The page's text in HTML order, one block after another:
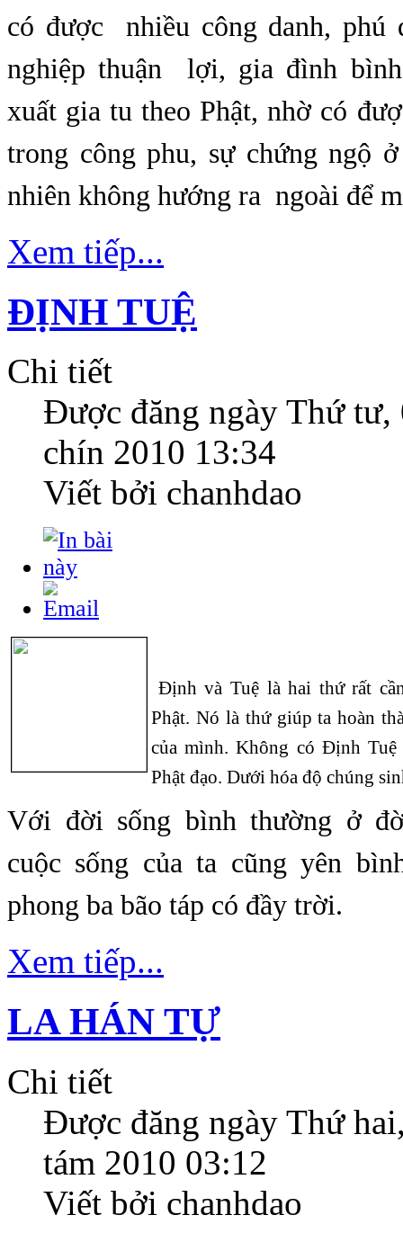
có được nhiều công danh, phú
nghiệp thuận lợi, gia đình
xuất gia tu theo Phật, nhờ có
trong công phu, sự chứng ngộ
nhiên không hướng ra ngoài để
Xem tiếp...
ĐỊNH TUỆ
Chi tiết
Được đăng ngày Thứ tư,
chín 2010 13:34
Viết bởi chanhdao
Định và Tuệ là hai thứ rất
Phật. Nó là thứ giúp ta hoàn
của mình. Không có Định Tuệ
Phật đạo. Dưới hóa độ chúng
Với đời sống bình thường ở
cuộc sống của ta cũng yên
phong ba bão táp có đầy trời.
Xem tiếp...
LA HÁN TỰ
Chi tiết
Được đăng ngày Thứ
tám 2010 03:12
Viết bởi chanhdao